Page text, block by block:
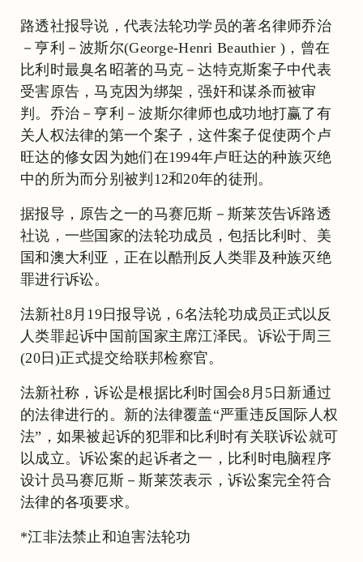
路透社报导说，代表法轮功学员的著名律师乔治
－亨利－波斯尔(George-Henri Beauthier )，曾在
比利时最臭名昭著的马克－达特克斯案子中代表
受害原告，马克因为绑架，强奸和谋杀而被审
判。乔治－亨利－波斯尔律师也成功地打赢了有
关人权法律的第一个案子，这件案子促使两个卢
旺达的修女因为她们在1994年卢旺达的种族灭绝
中的所为而分别被判12和20年的徒刑。
据报导，原告之一的马赛厄斯－斯莱茨告诉路透
社说，一些国家的法轮功成员，包括比利时、美
国和澳大利亚，正在以酷刑反人类罪及种族灭绝
罪进行诉讼。
法新社8月19日报导说，6名法轮功成员正式以反
人类罪起诉中国前国家主席江泽民。诉讼于周三
(20日)正式提交给联邦检察官。
法新社称，诉讼是根据比利时国会8月5日新通过
的法律进行的。新的法律覆盖“严重违反国际人权
法”，如果被起诉的犯罪和比利时有关联诉讼就可
以成立。诉讼案的起诉者之一，比利时电脑程序
设计员马赛厄斯－斯莱茨表示，诉讼案完全符合
法律的各项要求。
*江非法禁止和迫害法轮功